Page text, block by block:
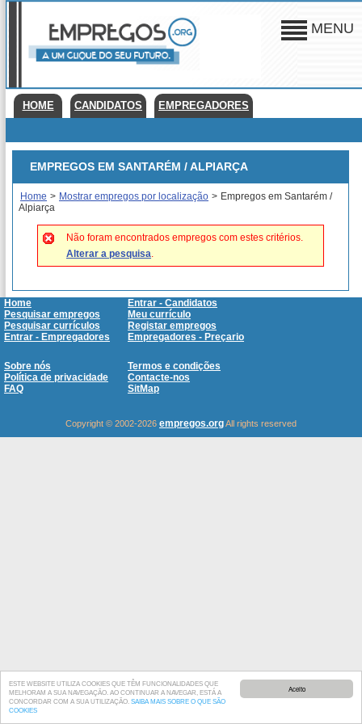
Aceito
ESTE WEBSITE UTILIZA COOKIES QUE TÊM FUNCIONALIDADES QUE
MELHORAM A SUA NAVEGAÇÃO. AO CONTINUAR A NAVEGAR, ESTÁ A
CONCORDAR COM A SUA UTILIZAÇÃO. SAIBA MAIS SOBRE O QUE SÃO
COOKIES
MENU
HOME CANDIDATOS EMPREGADORES
EMPREGOS EM SANTARÉM / ALPIARÇA
Home > Mostrar empregos por localização > Empregos em Santarém /
Alpiarça
Não foram encontrados empregos com estes critérios.
Alterar a pesquisa.
Home
Entrar - Candidatos
Pesquisar empregos
Meu currículo
Pesquisar currículos
Registar empregos
Entrar - Empregadores
Empregadores - Preçario
Sobre nós
Termos e condições
Política de privacidade
Contacte-nos
FAQ
SitMap
Copyright © 2002-2026 empregos.orgAll rights reserved